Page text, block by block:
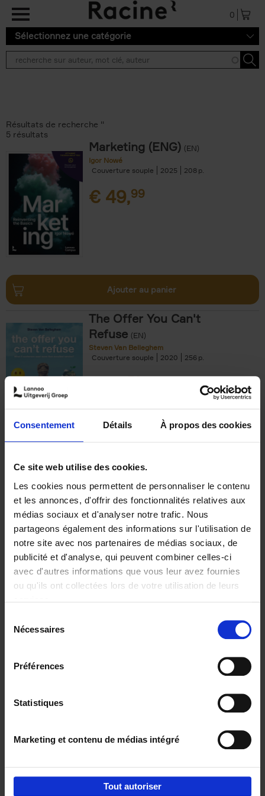
Consentement Détails À propos des cookies
Ce site web utilise des cookies.
Les cookies nous permettent de personnaliser le contenu
et les annonces, d'offrir des fonctionnalités relatives aux
médias sociaux et d'analyser notre trafic. Nous
partageons également des informations sur l'utilisation de
notre site avec nos partenaires de médias sociaux, de
publicité et d'analyse, qui peuvent combiner celles-ci
avec d'autres informations que vous leur avez fournies
ou qu'ils ont collectées lors de votre utilisation de leurs
Nécessaires
Préférences
Statistiques
Marketing et contenu de médias intégré
Tout autoriser
Aller au contenu principal
0
Sélectionnez une catégorie
Résultats de recherche ''
5 résultats
Marketing (ENG) (EN)
Igor Nowé
Couverture souple
2025 208
€ 49,99
Ajouter au panier
The Offer You Can't
Refuse (EN)
Steven Van Belleghem
Couverture souple
2020 256
€37,50
Building Bonds = Building
Business
Jochen Roef Jozefien De Feyter
Carolien Boom
Couverture souple
2025 200
€29,99
Digital marketing like a PRO -
completely revised edition (EN)